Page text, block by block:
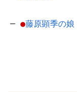
─ ●藤原顕季の娘